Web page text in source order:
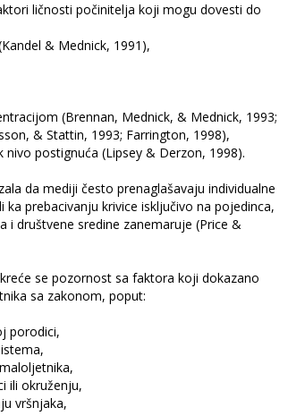
ličnosti počinitelja koji mogu dovesti do
& Mednick, 1991),
(Brennan, Mednick, & Mednick, 1993;
& Stattin, 1993; Farrington, 1998),
nivo postignuća (Lipsey & Derzon, 1998).
da mediji često prenaglašavaju individualne
prebacivanju krivice isključivo na pojedinca,
i društvene sredine zanemaruje (Price &
se pozornost sa faktora koji dokazano
sa zakonom, poput:
porodici,
ili okruženju,
vršnjaka,